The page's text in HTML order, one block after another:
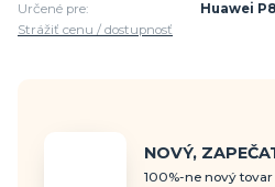
Určené pre:
Huawei P8
Strážiť cenu / dostupnosť
NOVÝ,
100%-ne nový